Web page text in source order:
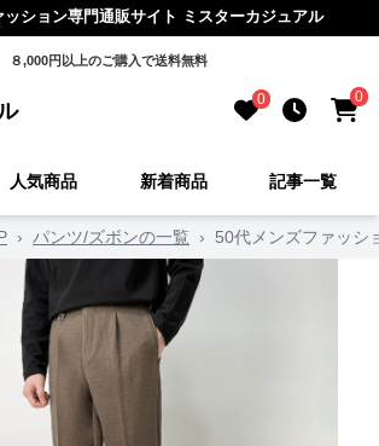
ッション専門通販サイト ミスターカジュアル
８,000円以上のご購入で送料無料
0 0
人気商品 新着商品 記事一覧
› パンツ/ズボンの一覧 › 50代メンズファッシ